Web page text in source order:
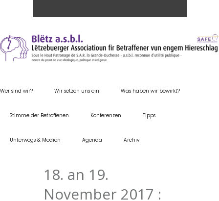
Wer sind wir? Wir setzen uns ein Was haben wir bewirkt?
Stimme der Betroffenen Konferenzen Tipps
Unterwegs & Medien Agenda Archiv
18. an 19.
November 2017 :